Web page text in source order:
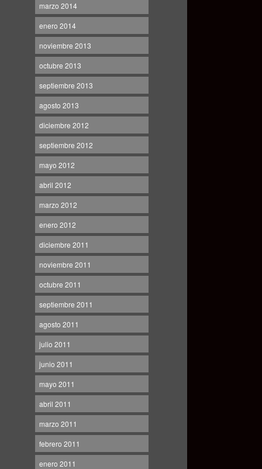
marzo 2014
enero 2014
noviembre 2013
octubre 2013
septiembre 2013
agosto 2013
diciembre 2012
septiembre 2012
mayo 2012
abril 2012
marzo 2012
enero 2012
diciembre 2011
noviembre 2011
octubre 2011
septiembre 2011
agosto 2011
julio 2011
junio 2011
mayo 2011
abril 2011
marzo 2011
febrero 2011
enero 2011